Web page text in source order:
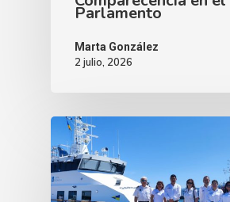
Parlamento
Marta González
2 julio, 2026